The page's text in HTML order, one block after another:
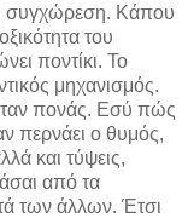
συγχώρεση. Κάπου
του
ποντίκι. Το
μηχανισμός.
πονάς. Εσύ πώς
περνάει ο θυμός,
και τύψεις,
από τα
των άλλων. Έτσι